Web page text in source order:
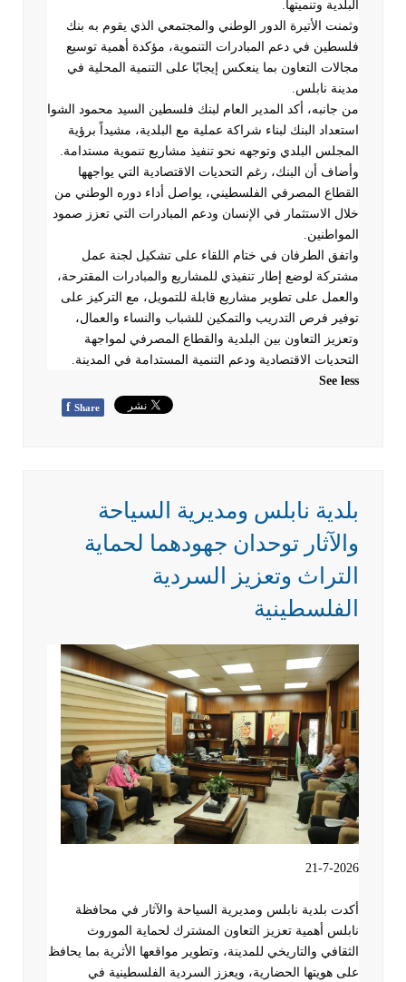
البلدية وتنميتها.
وثمنت الأتيرة الدور الوطني والمجتمعي الذي يقوم به بنك
فلسطين في دعم المبادرات التنموية، مؤكدة أهمية توسيع
مجالات التعاون بما ينعكس إيجابًا على التنمية المحلية في
مدينة نابلس.
من جانبه، أكد المدير العام لبنك فلسطين السيد محمود الشوا
استعداد البنك لبناء شراكة عملية مع البلدية، مشيداً برؤية
المجلس البلدي وتوجهه نحو تنفيذ مشاريع تنموية مستدامة.
وأضاف أن البنك، رغم التحديات الاقتصادية التي يواجهها
القطاع المصرفي الفلسطيني، يواصل أداء دوره الوطني من
خلال الاستثمار في الإنسان ودعم المبادرات التي تعزز صمود
المواطنين.
واتفق الطرفان في ختام اللقاء على تشكيل لجنة عمل
مشتركة لوضع إطار تنفيذي للمشاريع والمبادرات المقترحة،
والعمل على تطوير مشاريع قابلة للتمويل، مع التركيز على
توفير فرص التدريب والتمكين للشباب والنساء والعمال،
وتعزيز التعاون بين البلدية والقطاع المصرفي لمواجهة
التحديات الاقتصادية ودعم التنمية المستدامة في المدينة.
See less
f Share
بلدية نابلس ومديرية السياحة
والآثار توحدان جهودهما لحماية
التراث وتعزيز السردية
الفلسطينية
21-7-2026
أكدت بلدية نابلس ومديرية السياحة والآثار في محافظة
نابلس أهمية تعزيز التعاون المشترك لحماية الموروث
الثقافي والتاريخي للمدينة، وتطوير مواقعها الأثرية بما يحافظ
على هويتها الحضارية، ويعزز السردية الفلسطينية في